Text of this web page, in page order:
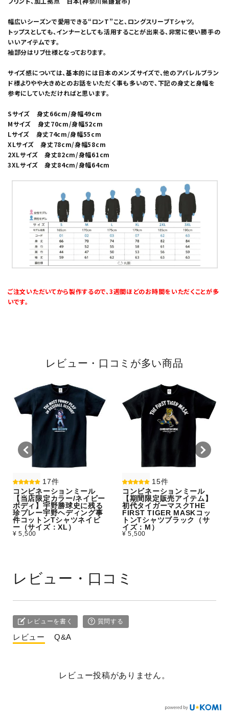
幅広いシーズンで愛用できる“ロンT”こと、ロングスリーブTシャツ。
トップスとしても、インナーとしても活用することが出来る、非常に使い勝手の
いいアイテムです。
袖部分はリブ仕様となっております。
サイズ感については、基本的には日本のメンズサイズで、他のアパレルブラン
ド様よりやや大きめとのお話をいただく事も多いので、下記の身丈と身幅を
参考にしていただければと思います。
Sサイズ 身丈66cm/身幅49cm
Mサイズ 身丈70cm/身幅52cm
Lサイズ 身丈74cm/身幅55cm
XLサイズ 身丈78cm/身幅58cm
2XLサイズ 身丈82cm/身幅61cm
3XLサイズ 身丈84cm/身幅64cm
ご注文いただいてから製作するので、3週間ほどのお時間をいただくことが多
いです。
レビュー・口コミが多い商品
17件
コンビネーションミール
【当店限定カラー/ネイビー
ボディ】宇野勝球史に残る
珍プレー宇野ヘディング事
件コットンTシャツネイビ
ー（サイズ：XL）
¥ 5,500
15件
コンビネーションミール
【期間限定販売アイテム】
初代タイガーマスクTHE
FIRST TIGER MASKコッ
トンTシャツブラック（サ
イズ：M）
¥ 5,500
レビュー・口コミ
レビューを書く 質問する
レビュー Q&A
レビュー投稿がありません。